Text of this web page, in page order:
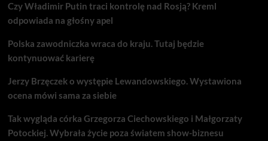
Czy Władimir Putin traci kontrolę nad Rosją? Kreml
odpowiada na głośny apel
Polska zawodniczka wraca do kraju. Tutaj będzie
kontynuować karierę
Jerzy Brzęczek o występie Lewandowskiego. Wystawiona
ocena mówi sama za siebie
Tak wygląda córka Grzegorza Ciechowskiego i Małgorzaty
Potockiej. Wybrała życie poza światem show-biznesu